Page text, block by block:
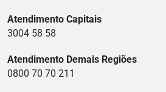
Atendimento Capitais
3004 58 58
Atendimento Demais Regiões
0800 70 70 211